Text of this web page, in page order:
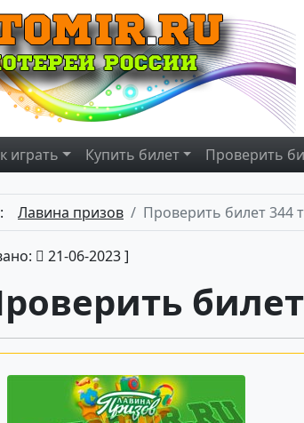
играть Купить билет Проверить
Лавина призов Проверить билет 344
21-06-2023 ]